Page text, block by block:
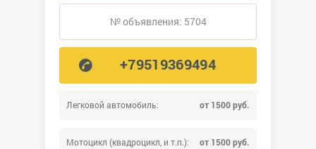
Легковой автомобиль: от 1500 руб.
Мотоцикл (квадроцикл, и т.п.): от 1500 руб.
№ объявления: 5704
+79519369494